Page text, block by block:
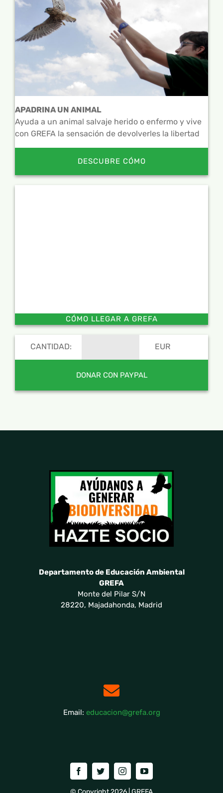
APADRINA UN ANIMAL
Ayuda a un animal salvaje herido o enfermo y vive
con GREFA la sensación de devolverles la libertad
DESCUBRE CÓMO
CÓMO LLEGAR A GREFA
CANTIDAD: EUR
Departamento de Educación Ambiental
GREFA
Monte del Pilar S/N
28220, Majadahonda, Madrid
Email: educacion@grefa.org